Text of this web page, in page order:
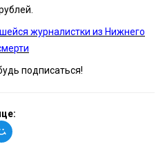
журналистки из Нижнего
подписаться!